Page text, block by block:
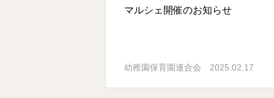
マルシェ開催のお知らせ
幼稚園保育園連合会 2025.02.17